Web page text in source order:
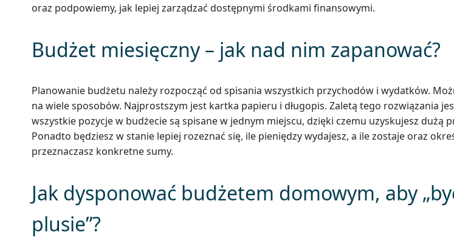
oraz podpowiemy, jak lepiej zarządzać dostępnymi środkami finansowymi.
Budżet miesięczny – jak nad nim zapanować?
Planowanie budżetu należy rozpocząć od spisania wszystkich przychodów i wydatków.
na wiele sposobów. Najprostszym jest kartka papieru i długopis. Zaletą tego rozwiązania
wszystkie pozycje w budżecie są spisane w jednym miejscu, dzięki czemu uzyskujesz dużą
Ponadto będziesz w stanie lepiej rozeznać się, ile pieniędzy wydajesz, a ile zostaje oraz
przeznaczasz konkretne sumy.
Jak dysponować budżetem domowym, aby
plusie”?